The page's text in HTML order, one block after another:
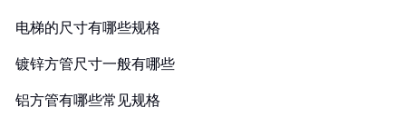
电梯的尺寸有哪些规格
镀锌方管尺寸一般有哪些
铝方管有哪些常见规格